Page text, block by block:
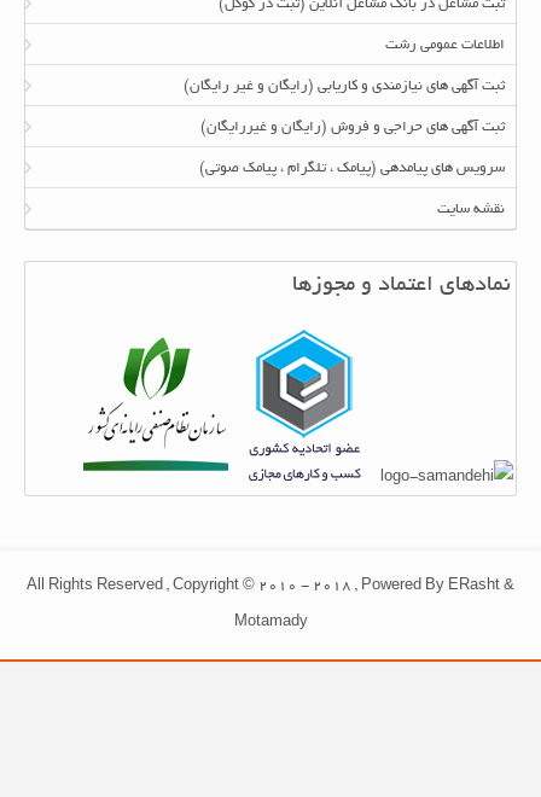
ثبت مشاغل در بانک مشاغل آنلاین (ثبت در گوگل)
اطلاعات عمومی رشت
ثبت آگهی های نیازمندی و کاریابی (رایگان و غیر رایگان)
ثبت آگهی های حراجی و فروش (رایگان و غیررایگان)
سرویس های پیامدهی (پیامک ، تلگرام ، پیامک صوتی)
نقشه سایت
نمادهای اعتماد و مجوزها
All Rights Reserved , Copyright © 2010 - 2018 , Powered By ERasht &
Motamady